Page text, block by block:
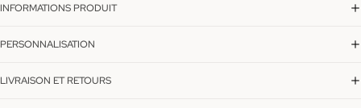
INFORMATIONS PRODUIT
PERSONNALISATION
LIVRAISON ET RETOURS